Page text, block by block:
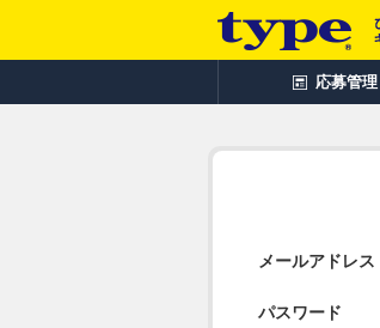
応募管理
メールアドレス
パスワード